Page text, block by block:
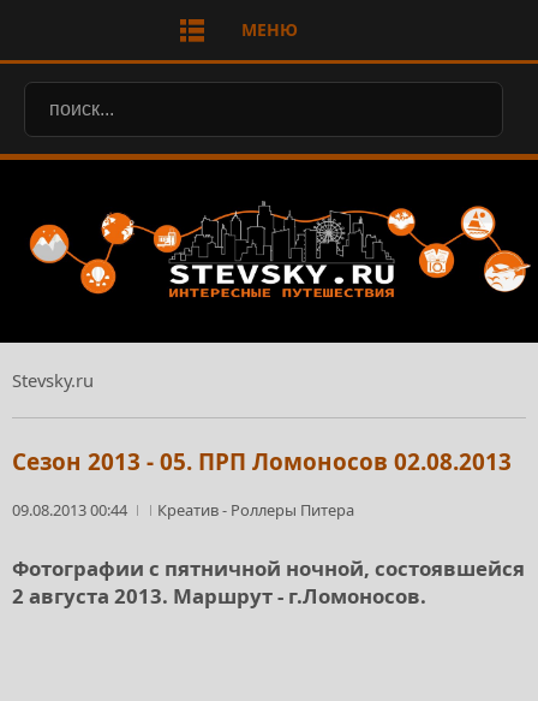
МЕНЮ
Stevsky.ru
Сезон 2013 - 05. ПРП Ломоносов 02.08.2013
09.08.2013 00:44 Креатив- Роллеры Питера
Фотографии с пятничной ночной, состоявшейся
2 августа 2013. Маршрут - г.Ломоносов.